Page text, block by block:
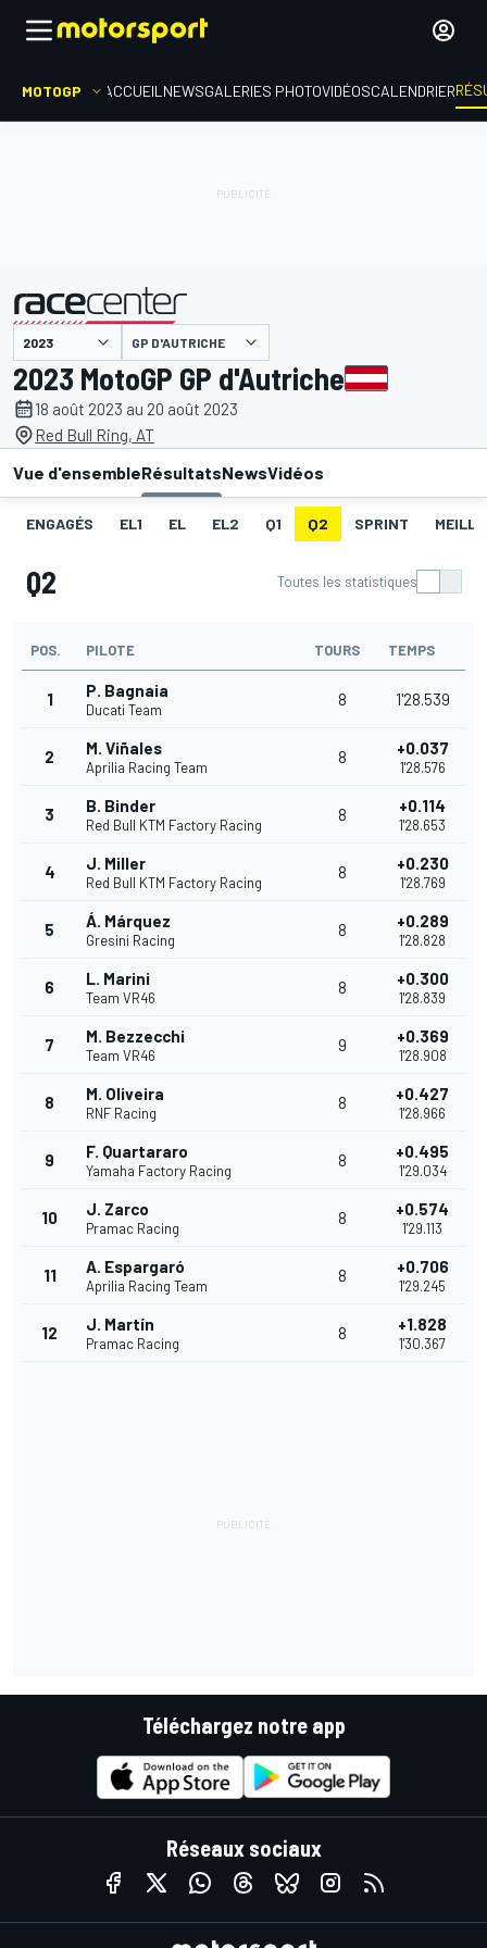
MOTOGP ACCUEIL NEWSGALERIES PHOTOVIDÉOSCALENDRIER
présenté par GP D'AUTRICHE
2023 MotoGP GP d'Autriche
18 août 2023 au 20 août 2023
Red Bull Ring, AT
Vue d'ensembleRésultatsNewsVidéos
ENGAGÉS EL1 EL EL2 Q1 Q2 SPRINT
Q2 Toutes les statistiques
POS. PILOTE TOURS TEMPS
1 P. Bagnaia
Ducati Team
8 1'28.539
2 M. Viñales
Aprilia Racing Team
8 +0.037
1'28.576
3 B. Binder
Red Bull KTM Factory Racing
8 +0.114
1'28.653
4 J. Miller
Red Bull KTM Factory Racing
8 +0.230
1'28.769
5 Á. Márquez
Gresini Racing
8 +0.289
1'28.828
6 L. Marini
Team VR46
8 +0.300
1'28.839
7 M. Bezzecchi
Team VR46
9 +0.369
1'28.908
8 M. Oliveira
RNF Racing
8 +0.427
1'28.966
9 F. Quartararo
Yamaha Factory Racing
8 +0.495
1'29.034
10 J. Zarco
Pramac Racing
8 +0.574
1'29.113
11 A. Espargaró
Aprilia Racing Team
8 +0.706
1'29.245
12 J. Martín
Pramac Racing
8 +1.828
1'30.367
Téléchargez notre app
Réseaux sociaux